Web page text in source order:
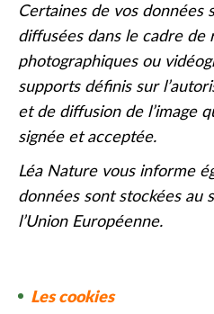
Certaines de vos données
diffusées dans le cadre de
photographiques ou
supports définis sur
et de diffusion de l’image
signée et acceptée.
Léa Nature vous informe
données sont stockées au
l’Union Européenne.
Les cookies